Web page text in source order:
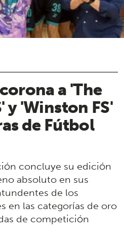
a 'The
y 'Winston FS'
de Fútbol
concluye su edición
absoluto en sus
de los
en las categorías de oro
de competición